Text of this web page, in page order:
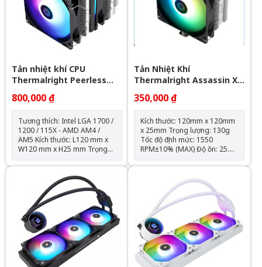
Độ ồn: 30dBA Tốc độ bơm:
2400 +- 10%
Tản nhiệt khí CPU
Thermalright Peerless
Assassin 120 SE ARGB
(Đen, 2 Tháp)
800,000 ₫
Tương thích: Intel LGA 1700 /
1200 / 115X - AMD AM4 /
AM5 Kích thước: L120 mm x
W120 mm x H25 mm Trọng
lượng: 120g Tốc độ định mức:
1550 RPM ± 10% (MAX) Mức
ồn: 25,6 dBA Lưu lượng
không khí: 66,17 CFM (MAX)
Áp suất không khí: 1,53mm
H2O (MAX) Ampe: 0.20 A Đầu
nối: 4 Pin (Đầu nối quạt PWM)
Đầu nối ARGB sync main
board: 3 PIN 5V ( sản phẩm
không kèm theo hub điều
khiển led) Loại vòng bi: Vòng
bi S-FDB
Tản Nhiệt Khí
Thermalright Assassin X
120 Refined SE RGB V2
350,000 ₫
Kích thước: 120mm x 120mm
x 25mm Trọng lượng: 130g
Tốc độ định mức: 1550
RPM±10% (MAX) Độ ồn: 25.6
dBA Lưu lượng không khí:
66,17 CFM (MAX) Áp suất
không khí: 1.53mm H2O
4 chân (đầu nối quạt PWM)
Loại vòng bi: Vòng bi S-FDB